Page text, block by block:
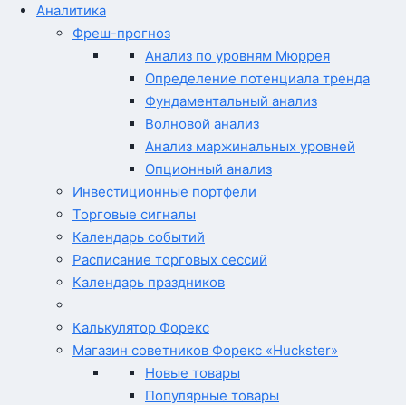
Аналитика
Фреш-прогноз
Анализ по уровням Мюррея
Определение потенциала тренда
Фундаментальный анализ
Волновой анализ
Анализ маржинальных уровней
Опционный анализ
Инвестиционные портфели
Торговые сигналы
Календарь событий
Расписание торговых сессий
Календарь праздников
Калькулятор Форекс
Магазин советников Форекс «Huckster»
Новые товары
Популярные товары